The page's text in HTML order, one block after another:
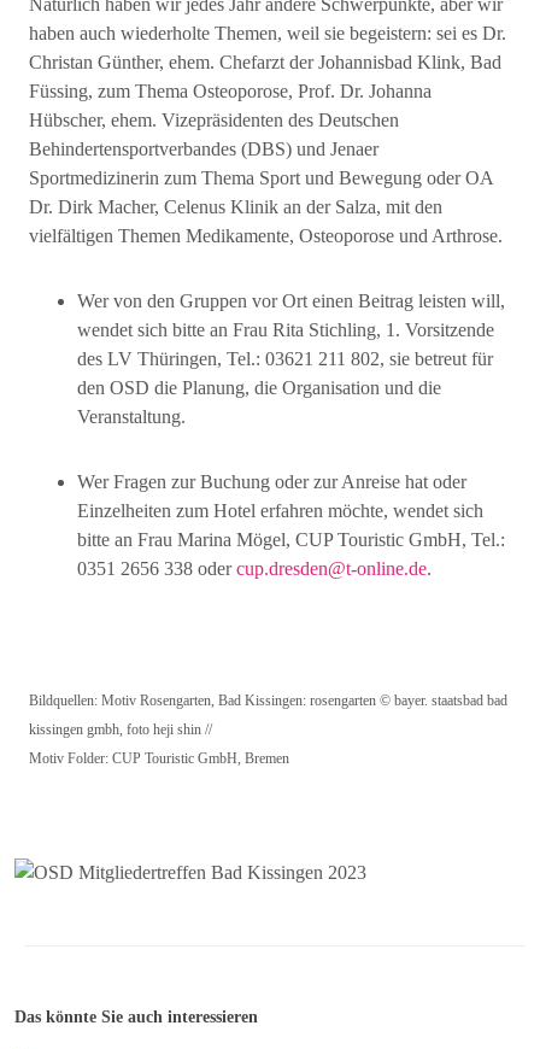
Natürlich haben wir jedes Jahr andere Schwerpunkte, aber wir
haben auch wiederholte Themen, weil sie begeistern: sei es Dr.
Christan Günther, ehem. Chefarzt der Johannisbad Klink, Bad
Füssing, zum Thema Osteoporose, Prof. Dr. Johanna
Hübscher, ehem. Vizepräsidenten des Deutschen
Behindertensportverbandes (DBS) und Jenaer
Sportmedizinerin zum Thema Sport und Bewegung oder OA
Dr. Dirk Macher, Celenus Klinik an der Salza, mit den
vielfältigen Themen Medikamente, Osteoporose und Arthrose.
Wer von den Gruppen vor Ort einen Beitrag leisten will,
wendet sich bitte an Frau Rita Stichling, 1. Vorsitzende
des LV Thüringen, Tel.: 03621 211 802, sie betreut für
den OSD die Planung, die Organisation und die
Veranstaltung.
Wer Fragen zur Buchung oder zur Anreise hat oder
Einzelheiten zum Hotel erfahren möchte, wendet sich
bitte an Frau Marina Mögel, CUP Touristic GmbH, Tel.:
0351 2656 338 odercup.dresden@t-online.de.
Bildquellen: Motiv Rosengarten, Bad Kissingen: rosengarten © bayer. staatsbad bad
kissingen gmbh, foto heji shin //
Motiv Folder: CUP Touristic GmbH, Bremen
Das könnte Sie auch interessieren